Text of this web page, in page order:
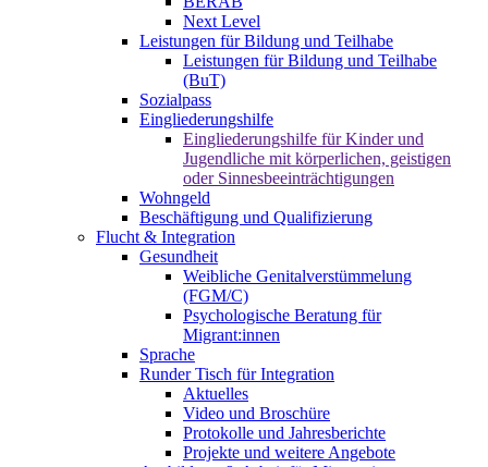
Next Level
Leistungen für Bildung und Teilhabe
Leistungen für Bildung und Teilhabe
(BuT)
Sozialpass
Eingliederungshilfe
Eingliederungshilfe für Kinder und
Jugendliche mit körperlichen, geistigen
oder Sinnesbeeinträchtigungen
Wohngeld
Beschäftigung und Qualifizierung
Flucht & Integration
Gesundheit
Weibliche Genitalverstümmelung
(FGM/C)
Psychologische Beratung für
Migrant:innen
Sprache
Runder Tisch für Integration
Aktuelles
Video und Broschüre
Protokolle und Jahresberichte
Projekte und weitere Angebote